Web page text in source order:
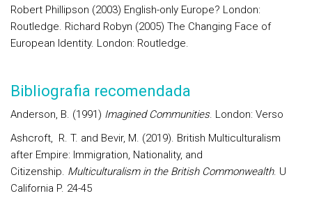
Robert Phillipson (2003) English-only Europe? London:
Routledge. Richard Robyn (2005) The Changing Face of
European Identity. London: Routledge.
Bibliografia recomendada
Anderson, B. (1991) Imagined Communities. London: Verso
Ashcroft, R. T. and Bevir, M. (2019). British Multiculturalism
after Empire: Immigration, Nationality, and
Citizenship. Multiculturalism in the British Commonwealth. U
California P. 24-45